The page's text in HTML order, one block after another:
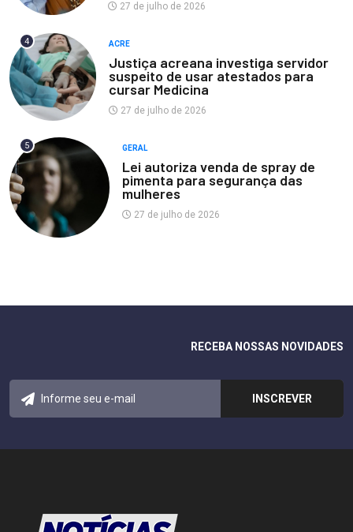
27 de julho de 2026
4 ACRE
Justiça acreana investiga servidor
suspeito de usar atestados para
cursar Medicina
27 de julho de 2026
5 GERAL
Lei autoriza venda de spray de
pimenta para segurança das
mulheres
27 de julho de 2026
RECEBA NOSSAS NOVIDADES